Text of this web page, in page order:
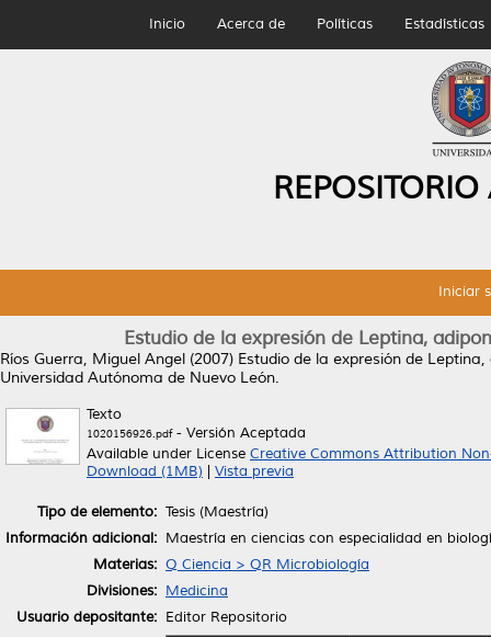
Inicio Acerca de Políticas Estadísticas
Iniciar
Estudio de la expresión de Leptina,
Ríos Guerra, Miguel Angel (2007) Estudio de la expresión de
Universidad Autónoma de Nuevo León.
Texto
1020156926.pdf- Versión Aceptada
Available under License Creative Commons Attribution
Download (1MB)
Vista previa
Tipo de elemento: Tesis (Maestría)
Información adicional: Maestría en ciencias con especialidad en
Materias: Q Ciencia > QR Microbiología
Divisiones: Medicina
Usuario depositante: Editor Repositorio